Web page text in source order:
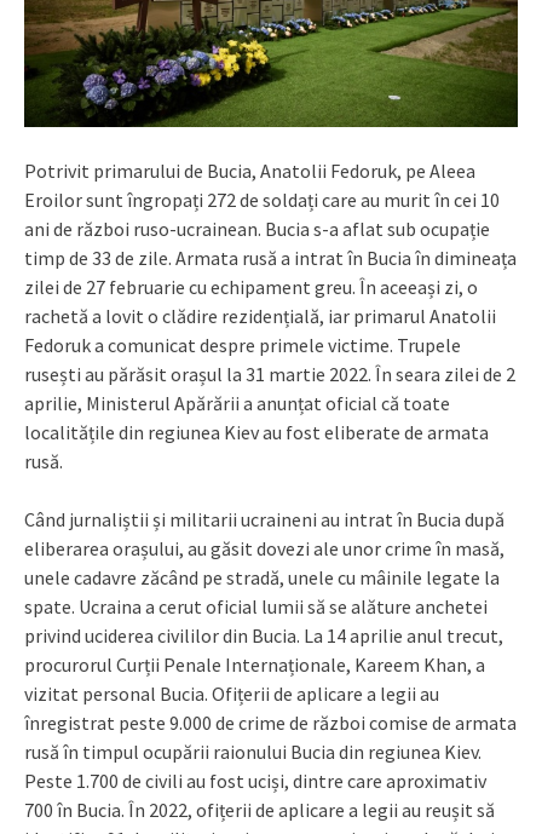
Potrivit primarului de Bucia, Anatolii Fedoruk, pe Aleea
Eroilor sunt îngropați 272 de soldați care au murit în cei 10
ani de război ruso-ucrainean. Bucia s-a aflat sub ocupație
timp de 33 de zile. Armata rusă a intrat în Bucia în dimineața
zilei de 27 februarie cu echipament greu. În aceeași zi, o
rachetă a lovit o clădire rezidențială, iar primarul Anatolii
Fedoruk a comunicat despre primele victime. Trupele
rusești au părăsit orașul la 31 martie 2022. În seara zilei de 2
aprilie, Ministerul Apărării a anunțat oficial că toate
localitățile din regiunea Kiev au fost eliberate de armata
rusă.
Când jurnaliștii și militarii ucraineni au intrat în Bucia după
eliberarea orașului, au găsit dovezi ale unor crime în masă,
unele cadavre zăcând pe stradă, unele cu mâinile legate la
spate. Ucraina a cerut oficial lumii să se alăture anchetei
privind uciderea civililor din Bucia. La 14 aprilie anul trecut,
procurorul Curții Penale Internaționale, Kareem Khan, a
vizitat personal Bucia. Ofițerii de aplicare a legii au
înregistrat peste 9.000 de crime de război comise de armata
rusă în timpul ocupării raionului Bucia din regiunea Kiev.
Peste 1.700 de civili au fost uciși, dintre care aproximativ
700 în Bucia. În 2022, ofițerii de aplicare a legii au reușit să